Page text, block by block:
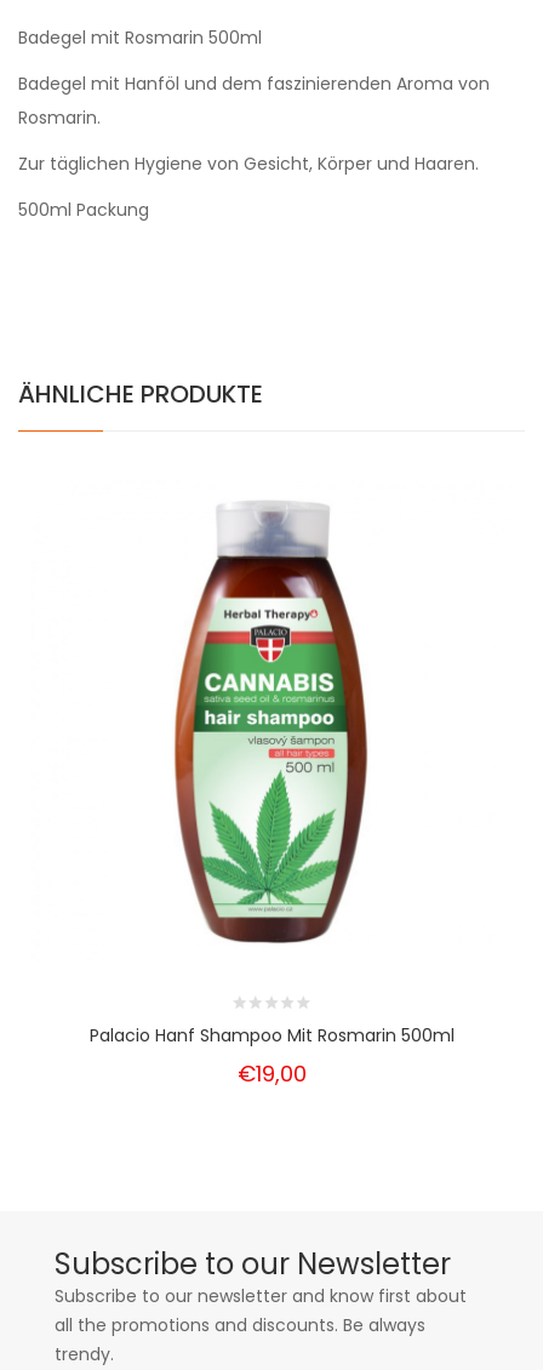
Badegel mit Rosmarin 500ml
Badegel mit Hanföl und dem faszinierenden Aroma von
Rosmarin.
Zur täglichen Hygiene von Gesicht, Körper und Haaren.
500ml Packung
ÄHNLICHE PRODUKTE
Palacio Hanf Shampoo Mit Rosmarin 500ml
€19,00
Subscribe to our Newsletter
Subscribe to our newsletter and know first about
all the promotions and discounts. Be always
trendy.